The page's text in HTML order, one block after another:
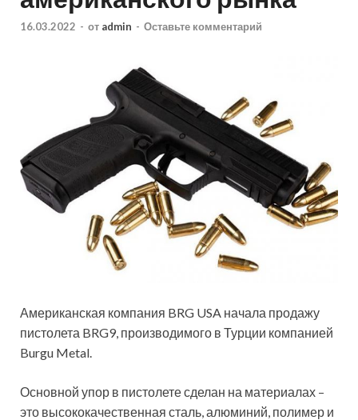
16.03.2022 - от admin - Оставьте комментарий
Американская компания BRG USA начала продажу
пистолета BRG9, производимого в Турции компанией
Burgu Metal.
Основной упор в пистолете сделан на материалах –
это высококачественная сталь, алюминий, полимер и